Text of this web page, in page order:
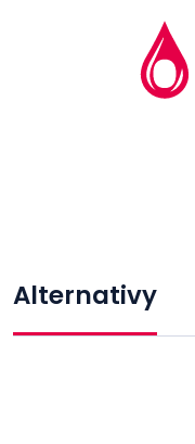
Alternativy